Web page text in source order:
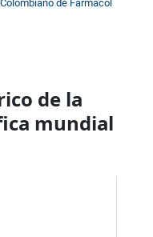
de Farmacol
de la
mundial